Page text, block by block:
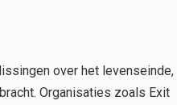
over het levenseinde,
Organisaties zoals Exit